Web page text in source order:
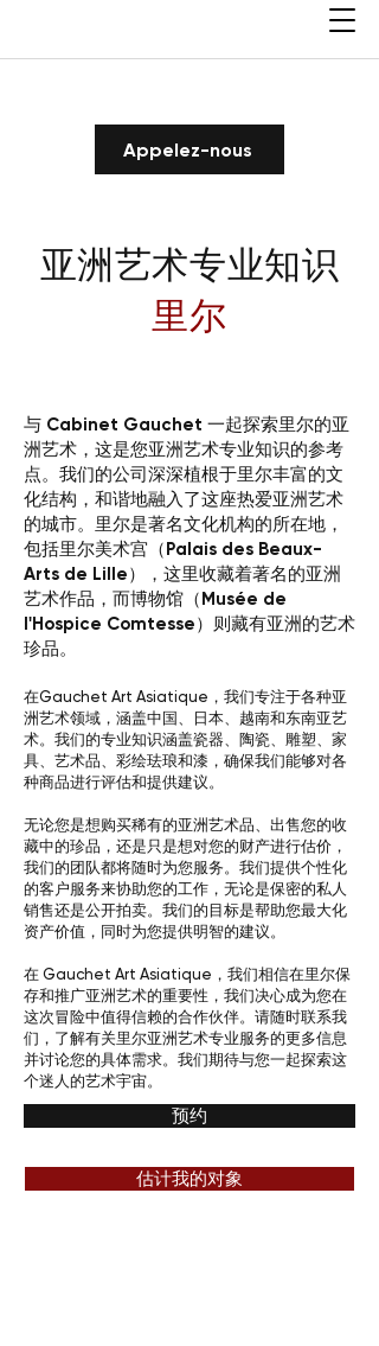
Appelez-nous
亚洲艺术专业知识
里尔
与 Cabinet Gauchet 一起探索里尔的亚
洲艺术，这是您亚洲艺术专业知识的参考
点。我们的公司深深植根于里尔丰富的文
化结构，和谐地融入了这座热爱亚洲艺术
的城市。里尔是著名文化机构的所在地，
包括里尔美术宫（Palais des Beaux-
Arts de Lille），这里收藏着著名的亚洲
艺术作品，而博物馆（Musée de
l'Hospice Comtesse）则藏有亚洲的艺术
珍品。
在Gauchet Art Asiatique，我们专注于各种亚
洲艺术领域，涵盖中国、日本、越南和东南亚艺
术。我们的专业知识涵盖瓷器、陶瓷、雕塑、家
具、艺术品、彩绘珐琅和漆，确保我们能够对各
种商品进行评估和提供建议。
无论您是想购买稀有的亚洲艺术品、出售您的收
藏中的珍品，还是只是想对您的财产进行估价，
我们的团队都将随时为您服务。我们提供个性化
的客户服务来协助您的工作，无论是保密的私人
销售还是公开拍卖。我们的目标是帮助您最大化
资产价值，同时为您提供明智的建议。
在 Gauchet Art Asiatique，我们相信在里尔保
存和推广亚洲艺术的重要性，我们决心成为您在
这次冒险中值得信赖的合作伙伴。请随时联系我
们，了解有关里尔亚洲艺术专业服务的更多信息
并讨论您的具体需求。我们期待与您一起探索这
个迷人的艺术宇宙。
预约
估计我的对象